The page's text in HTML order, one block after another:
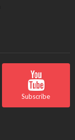
Subscribe